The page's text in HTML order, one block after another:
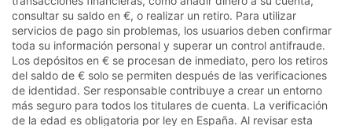
consultar su saldo en €, o realizar un retiro. Para utilizar
servicios de pago sin problemas, los usuarios deben confirmar
toda su información personal y superar un control antifraude.
Los depósitos en € se procesan de inmediato, pero los retiros
del saldo de € solo se permiten después de las verificaciones
de identidad. Ser responsable contribuye a crear un entorno
más seguro para todos los titulares de cuenta. La verificación
de la edad es obligatoria por ley en España. Al revisar esta